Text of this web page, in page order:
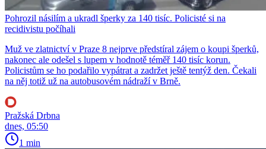
Pohrozil násilím a ukradl šperky za 140 tisíc. Policisté si na
recidivistu počíhali
Muž ve zlatnictví v Praze 8 nejprve předstíral zájem o koupi šperků,
nakonec ale odešel s lupem v hodnotě téměř 140 tisíc korun.
Policistům se ho podařilo vypátrat a zadržet ještě tentýž den. Čekali
na něj totiž už na autobusovém nádraží v Brně.
Pražská Drbna
dnes, 05:50
1 min